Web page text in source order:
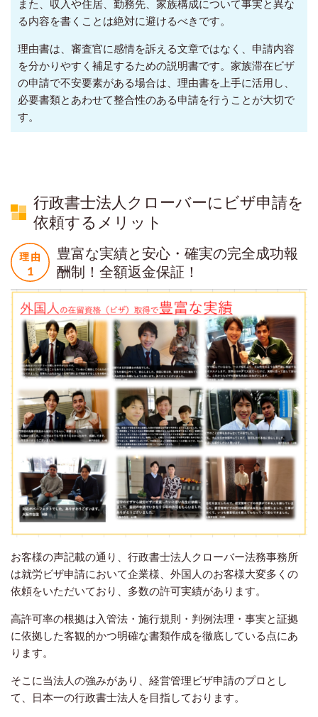
また、収入や住居、勤務先、家族構成について事実と異な
る内容を書くことは絶対に避けるべきです。
理由書は、審査官に感情を訴える文章ではなく、申請内容
を分かりやすく補足するための説明書です。 家族滞在ビザ
の申請で不安要素がある場合は、理由書を上手に活用し、
必要書類とあわせて整合性のある申請を行うことが大切で
す。
行政書士法人クローバーにビザ申請を
依頼するメリット
豊富な実績と安心・確実の完全成功報
酬制！全額返金保証！
お客様の声記載の通り、行政書士法人クローバー法務事務所
は就労ビザ申請において企業様、外国人のお客様大変多くの
依頼をいただいており、多数の許可実績があります。
高許可率の根拠は入管法・施行規則・判例法理・事実と証拠
に依拠した客観的かつ明確な書類作成を徹底している点にあ
ります。
そこに当法人の強みがあり、経営管理ビザ申請のプロとし
て、日本一の行政書士法人を目指しております。